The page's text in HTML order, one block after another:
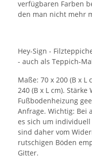
verfügbaren Farben
den man nicht mehr
Hey-Sign -
- auch als Teppich-
Maße: 70 x 200 (B x L
240 (B x L cm).
Fußbodenheizung
Anfrage. Wichtig: Bei
es sich um
sind daher vom
rutschigen Böden
Gitter.